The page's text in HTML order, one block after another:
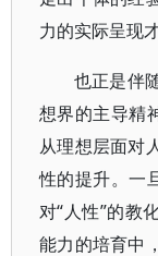
力的实际呈现
也正是伴
想界的主导精
从理想层面对
性的提升。一
对“人性”的教
能力的培育中